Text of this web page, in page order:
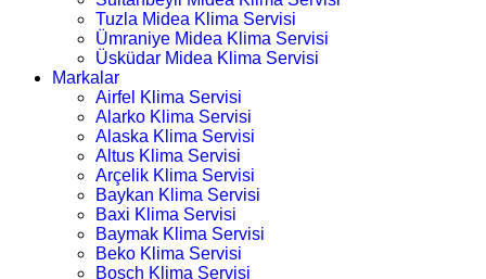
Tuzla Midea Klima Servisi
Ümraniye Midea Klima Servisi
Üsküdar Midea Klima Servisi
Markalar
Airfel Klima Servisi
Alarko Klima Servisi
Alaska Klima Servisi
Altus Klima Servisi
Arçelik Klima Servisi
Baykan Klima Servisi
Baxi Klima Servisi
Baymak Klima Servisi
Beko Klima Servisi
Bosch Klima Servisi